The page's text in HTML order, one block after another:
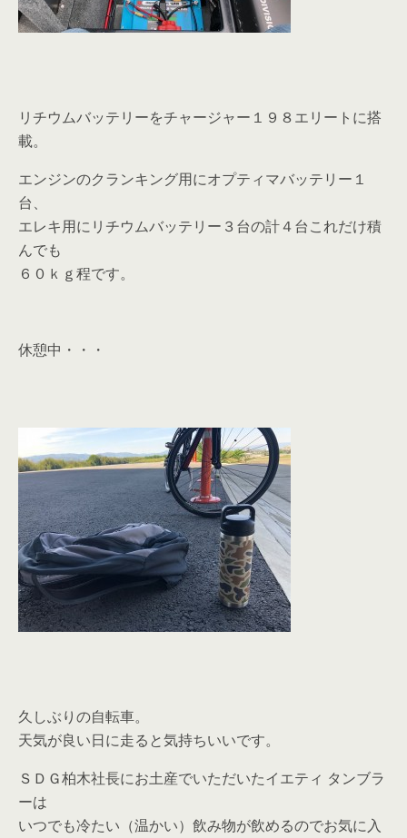
リチウムバッテリーをチャージャー１９８エリートに搭
載。
エンジンのクランキング用にオプティマバッテリー１
台、
エレキ用にリチウムバッテリー３台の計４台これだけ積
んでも
６０ｋｇ程です。
休憩中・・・
久しぶりの自転車。
天気が良い日に走ると気持ちいいです。
ＳＤＧ柏木社長にお土産でいただいたイエティ タンブラ
ーは
いつでも冷たい（温かい）飲み物が飲めるのでお気に入